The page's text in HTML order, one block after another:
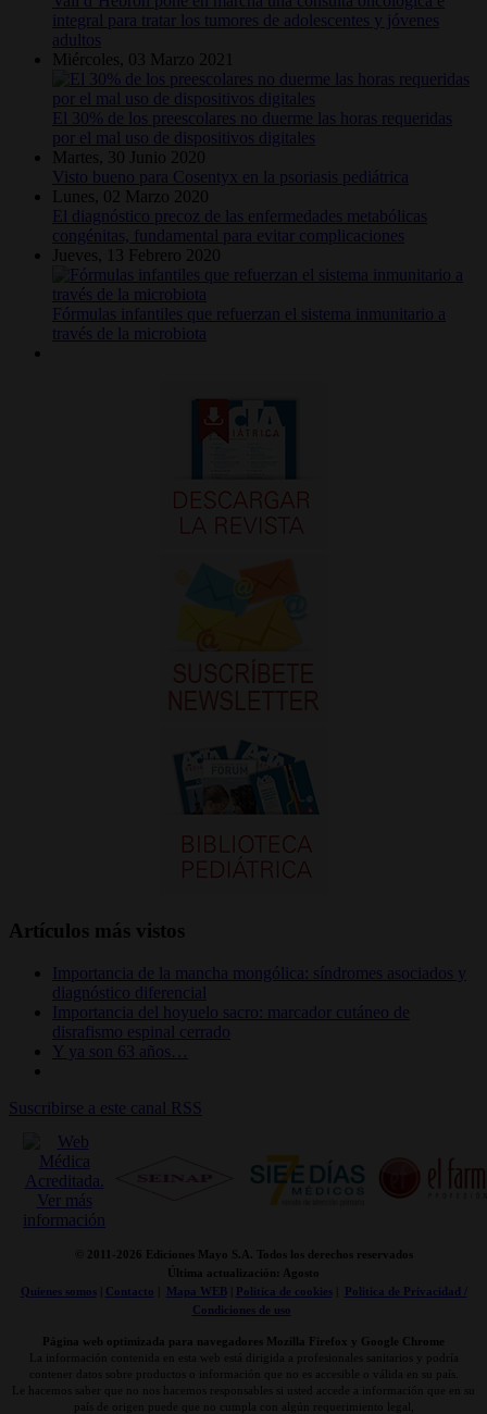
integral para tratar los tumores de adolescentes y jóvenes
adultos
Miércoles, 03 Marzo 2021
El 30% de los preescolares no duerme las horas requeridas
por el mal uso de dispositivos digitales
Martes, 30 Junio 2020
Visto bueno para Cosentyx en la psoriasis pediátrica
Lunes, 02 Marzo 2020
El diagnóstico precoz de las enfermedades metabólicas
congénitas, fundamental para evitar complicaciones
Jueves, 13 Febrero 2020
Fórmulas infantiles que refuerzan el sistema inmunitario a
través de la microbiota
Artículos más vistos
Importancia de la mancha mongólica: síndromes asociados y
diagnóstico diferencial
Importancia del hoyuelo sacro: marcador cutáneo de
disrafismo espinal cerrado
Y ya son 63 años…
Suscribirse a este canal RSS
© 2011- 2026 Ediciones Mayo S.A. Todos los derechos reservados
Última actualización: Agosto
Quienes somos| Contacto Mapa WEB| Politica de cookies|
Politica de Privacidad /
Condiciones de uso
Página web optimizada para navegadores Mozilla Firefox y Google Chrome
La información contenida en esta web está dirigida a profesionales sanitarios y podría
contener datos sobre productos o información que no es accesible o válida en su país.
Le hacemos saber que no nos hacemos responsables si usted accede a información que en su
país de origen puede que no cumpla con algún requerimiento legal,